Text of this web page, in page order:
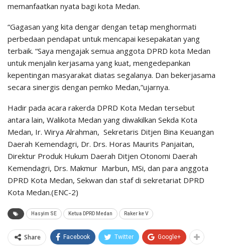
memanfaatkan nyata bagi kota Medan.
“Gagasan yang kita dengar dengan tetap menghormati
perbedaan pendapat untuk mencapai kesepakatan yang
terbaik. “Saya mengajak semua anggota DPRD kota Medan
untuk menjalin kerjasama yang kuat, mengedepankan
kepentingan masyarakat diatas segalanya. Dan bekerjasama
secara sinergis dengan pemko Medan,”ujarnya.
Hadir pada acara rakerda DPRD Kota Medan tersebut
antara lain, Walikota Medan yang diwakilkan Sekda Kota
Medan, Ir. Wirya Alrahman, Sekretaris Ditjen Bina Keuangan
Daerah Kemendagri, Dr. Drs. Horas Maurits Panjaitan,
Direktur Produk Hukum Daerah Ditjen Otonomi Daerah
Kemendagri, Drs. Makmur Marbun, MSi, dan para anggota
DPRD Kota Medan, Sekwan dan staf di sekretariat DPRD
Kota Medan.(ENC-2)
Hasyim SE Ketua DPRD Medan Raker ke V
Share Facebook Twitter Google+